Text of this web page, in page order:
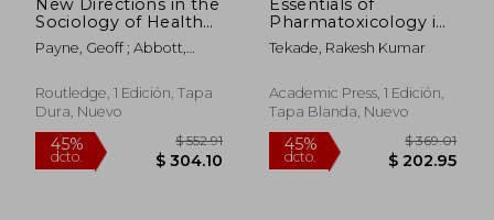
Sociology of Health
(en Inglés)
Payne, Geoff ; Abbott,
Routledge, 1 Edición, Tapa
Dura, Nuevo
Pharmatoxicology in
Drug Research,
Volume 1: Toxicity and
(Advances in
Pharmaceutical
Development and
Research) (en Inglés)
Tekade, Rakesh Kumar
Academic Press, 1 Edición,
Tapa Blanda, Nuevo